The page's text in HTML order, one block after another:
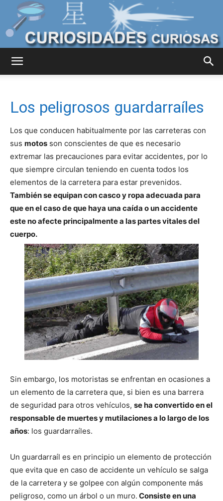
Curiosas
del
Mundo
Los peligrosos guardarraíles
Los que conducen habitualmente por las carreteras con
sus motos son conscientes de que es necesario
extremar las precauciones para evitar accidentes, por lo
que siempre circulan teniendo en cuenta todos los
elementos de la carretera para estar prevenidos.
También se equipan con casco y ropa adecuada para
que en el caso de que haya una caída o un accidente
este no afecte principalmente a las partes vitales del
cuerpo.
Sin embargo, los motoristas se enfrentan en ocasiones a
un elemento de la carretera que, si bien es una barrera
de seguridad para otros vehículos, se ha convertido en el
responsable de muertes y mutilaciones a lo largo de los
años: los guardarraíles.
Un guardarraíl es en principio un elemento de protección
que evita que en caso de accidente un vehículo se salga
de la carretera y se golpee con algún componente más
peligroso, como un árbol o un muro. Consiste en una